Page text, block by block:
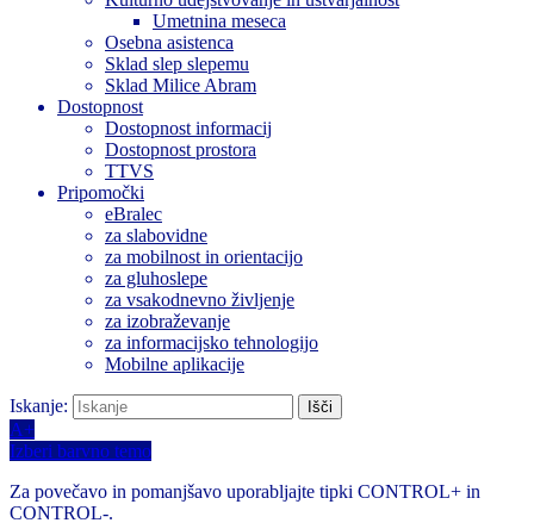
Umetnina meseca
Osebna asistenca
Sklad slep slepemu
Sklad Milice Abram
Dostopnost
Dostopnost informacij
Dostopnost prostora
TTVS
Pripomočki
eBralec
za slabovidne
za mobilnost in orientacijo
za gluhoslepe
za vsakodnevno življenje
za izobraževanje
za informacijsko tehnologijo
Mobilne aplikacije
Iskanje:
A+
Izberi barvno temo
Za povečavo in pomanjšavo uporabljajte tipki CONTROL+ in
CONTROL-.